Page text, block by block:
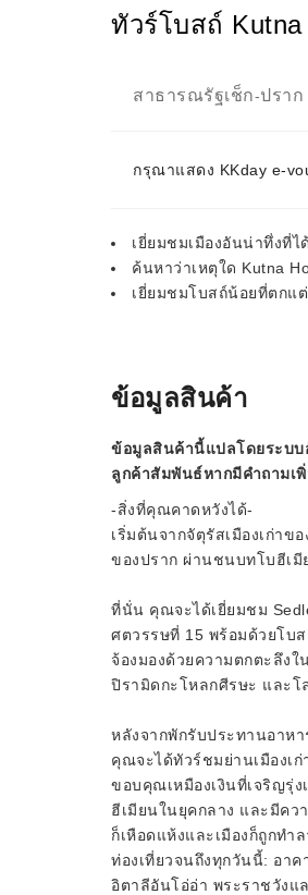
ทัวร์โบสถ์
สาธารณรัฐเช็ก-ปราก
กรุณาแสดง KKday e-
เยี่ยมชมเมืองอันน่าทึ่งที่
ค้นหาว่าเหตุใด Kutna
เยี่ยมชมโบสถ์น้อยที่ตกแ
ข้อมูลสินค้า
ข้อมูลสินค้านี้แปลโดยระบบ
ลูกค้าสัมพันธ์หากมีคำถามเพิ่
-สิ่งที่คุณคาดหวังได้-
เริ่มต้นจากจัตุรัสเมืองเก่า
ของปราก ผ่านชนบทโบฮีเมี
ที่นั่น คุณจะได้เยี่ยมชม
ศตวรรษที่ 15 พร้อมด้วยโบ
จ้องมองด้วยความตกตะลึง
ปิรามิดกะโหลกศีรษะ และ
หลังจากพักรับประทานอาห
คุณจะได้ทัวร์ชมย่านเมืองเก่
ขอบคุณเหมืองเงินที่เจริญรุ่ง
ฮีเมียนในยุคกลาง และมีคว
ก็เหือดแห้งและเมืองก็ถูกท
ท่องเที่ยวจนถึงทุกวันนี้: อา
อิตาลีอันโอ่อ่า พระราชวังแ